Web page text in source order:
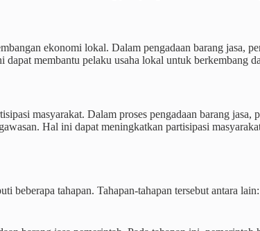
ekonomi lokal. Dalam pengadaan barang jasa,
membantu pelaku usaha lokal untuk berkembang
masyarakat. Dalam proses pengadaan barang jasa,
Hal ini dapat meningkatkan partisipasi
beberapa tahapan. Tahapan-tahapan tersebut antara lain: